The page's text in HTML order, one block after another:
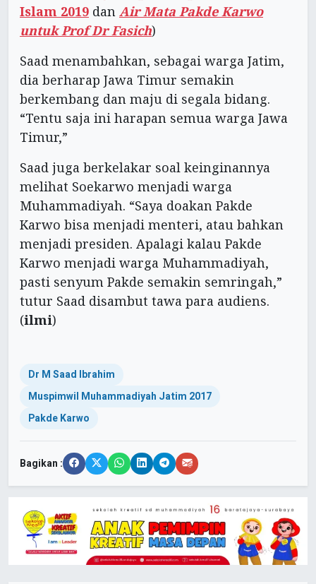
Islam 2019 dan Air Mata Pakde Karwo
untuk Prof Dr Fasich)
Saad menambahkan, sebagai warga Jatim,
dia berharap Jawa Timur semakin
berkembang dan maju di segala bidang.
“Tentu saja ini harapan semua warga Jawa
Timur,”
Saad juga berkelakar soal keinginannya
melihat Soekarwo menjadi warga
Muhammadiyah. “Saya doakan Pakde
Karwo bisa menjadi menteri, atau bahkan
menjadi presiden. Apalagi kalau Pakde
Karwo menjadi warga Muhammadiyah,
pasti senyum Pakde semakin semringah,”
tutur Saad disambut tawa para audiens.
(ilmi)
Dr M Saad Ibrahim
Muspimwil Muhammadiyah Jatim 2017
Pakde Karwo
Bagikan :